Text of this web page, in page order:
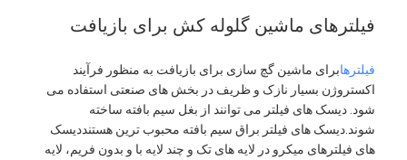
فیلترهای ماشین گلوله کش برای بازیافت
فیلترهابرای ماشین گچ سازی برای بازیافت به منظور فرآیند
اکستروژن بسیار نازک و ظریف در بخش های صنعتی استفاده می
شود. دیسک های فیلتر می توانند از بغل سیم بافته ساخته
شوند.دیسک های فیلتر براق سیم بافته محبوب ترین هستنددیسک
های فیلترهای میکرو در لایه های تک و چند لایه با و بدون فریم، لایه